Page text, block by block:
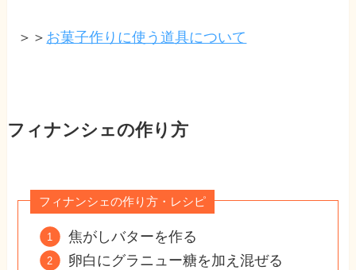
＞＞ お菓子作りに使う道具について
フィナンシェの作り方
フィナンシェの作り方・レシピ
焦がしバターを作る
卵白にグラニュー糖を加え混ぜる